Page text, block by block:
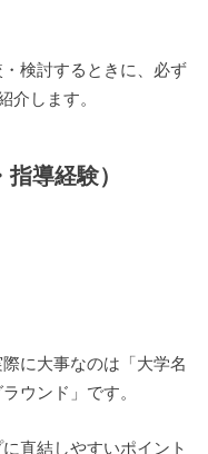
検討するときに、必ず
介します。
導経験）
に大事なのは「大学名
ウンド」です。
直結しやすいポイント